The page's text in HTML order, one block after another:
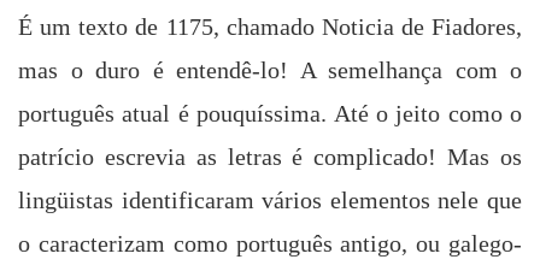
É um texto de 1175, chamado Noticia de Fiadores,
mas o duro é entendê-lo! A semelhança com o
português atual é pouquíssima. Até o jeito como o
patrício escrevia as letras é complicado! Mas os
lingüistas identificaram vários elementos nele que
o caracterizam como português antigo, ou galego-